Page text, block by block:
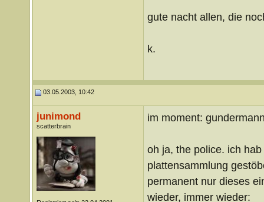
gute nacht allen, die
k.
03.05.2003, 10:42
junimond
scatterbrain
im moment:
oh ja, the police. ich
plattensammlung
permanent nur dieses
wieder, immer wieder: